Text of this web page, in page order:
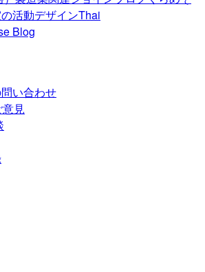
活動デザインThai
Blog
い合わせ
見